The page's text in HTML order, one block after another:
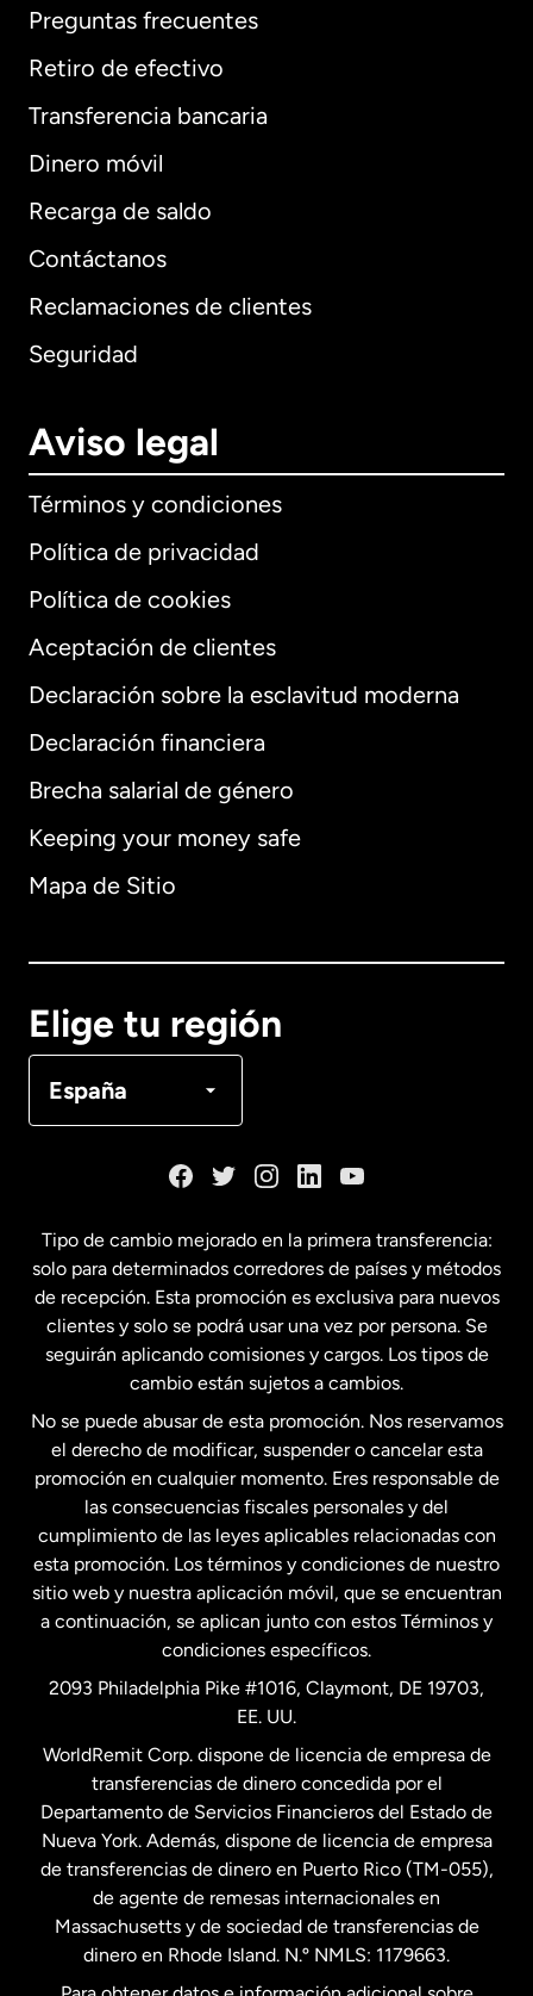
Preguntas frecuentes
Retiro de efectivo
Transferencia bancaria
Dinero móvil
Recarga de saldo
Contáctanos
Reclamaciones de clientes
Seguridad
Aviso legal
Términos y condiciones
Política de privacidad
Política de cookies
Aceptación de clientes
Declaración sobre la esclavitud moderna
Declaración financiera
Brecha salarial de género
Keeping your money safe
Mapa de Sitio
Elige tu región
España
Internacional English
Alemania
Français
Estados Unidos English
Estados Unidos Español
Francia
Malasia
Nueva Zelanda
Países Bajos
Suecia
Tipo de cambio mejorado en la primera transferencia:
solo para determinados corredores de países y métodos
de recepción. Esta promoción es exclusiva para nuevos
clientes y solo se podrá usar una vez por persona. Se
seguirán aplicando comisiones y cargos. Los tipos de
cambio están sujetos a cambios.
No se puede abusar de esta promoción. Nos reservamos
el derecho de modificar, suspender o cancelar esta
promoción en cualquier momento. Eres responsable de
las consecuencias fiscales personales y del
cumplimiento de las leyes aplicables relacionadas con
esta promoción. Los términos y condiciones de nuestro
sitio web y nuestra aplicación móvil, que se encuentran
a continuación, se aplican junto con estos Términos y
condiciones específicos.
2093 Philadelphia Pike #1016, Claymont, DE 19703,
EE. UU.
WorldRemit Corp. dispone de licencia de empresa de
transferencias de dinero concedida por el
Departamento de Servicios Financieros del Estado de
Nueva York. Además, dispone de licencia de empresa
de transferencias de dinero en Puerto Rico (TM-055),
de agente de remesas internacionales en
Massachusetts y de sociedad de transferencias de
dinero en Rhode Island. N.º NMLS: 1179663.